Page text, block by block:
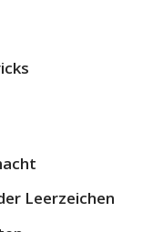
Leerzeichen